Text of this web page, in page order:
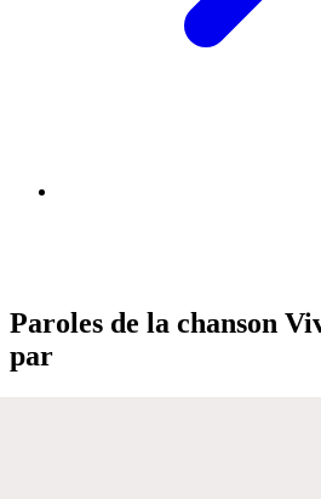
Paroles de la chanson
par